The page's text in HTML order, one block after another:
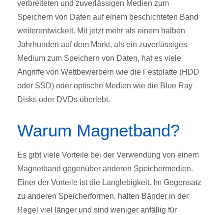
verbreiteten und zuverlässigen Medien zum
Speichern von Daten auf einem beschichteten Band
weiterentwickelt. Mit jetzt mehr als einem halben
Jahrhundert auf dem Markt, als ein zuverlässiges
Medium zum Speichern von Daten, hat es viele
Angriffe von Wettbewerbern wie die Festplatte (HDD
oder SSD) oder optische Medien wie die Blue Ray
Disks oder DVDs überlebt.
Warum Magnetband?
Es gibt viele Vorteile bei der Verwendung von einem
Magnetband gegenüber anderen Speichermedien.
Einer der Vorteile ist die Langlebigkeit. Im Gegensatz
zu anderen Speicherformen, halten Bänder in der
Regel viel länger und sind weniger anfällig für